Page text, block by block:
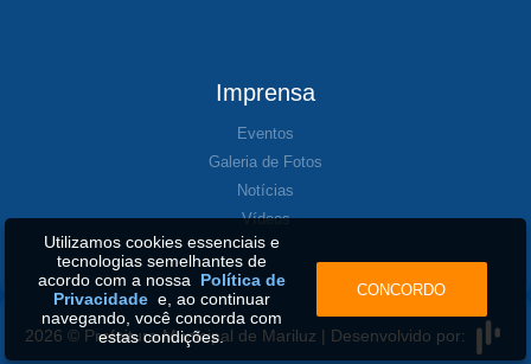
Imprensa
Eventos
Galeria de Fotos
Notícias
Vídeos
2026 © Prefeitura Municipal de Mariluz | Desenvolvido por:
Utilizamos cookies essenciais e
tecnologias semelhantes de
acordo com a nossa Política de
Privacidadee, ao continuar
navegando, você concorda com
estas condições.
CONCORDO